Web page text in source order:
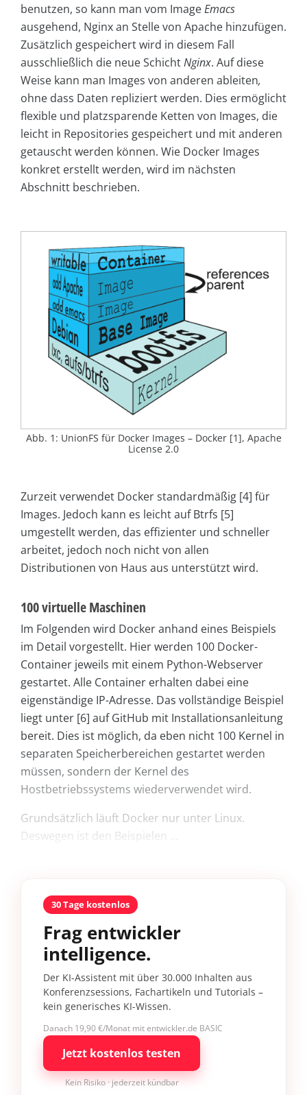
benutzen, so kann man vom ImageEmacs
ausgehend, Nginx an Stelle von Apache hinzufügen.
Zusätzlich gespeichert wird in diesem Fall
ausschließlich die neue SchichtNginx. Auf diese
Weise kann man Images von anderen ableiten,
ohne dass Daten repliziert werden. Dies ermöglicht
flexible und platzsparende Ketten von Images, die
leicht in Repositories gespeichert und mit anderen
getauscht werden können. Wie Docker Images
konkret erstellt werden, wird im nächsten
Abschnitt beschrieben.
Abb. 1: UnionFS für Docker Images – Docker [1], Apache
License 2.0
Zurzeit verwendet Docker standardmäßig [4] für
Images. Jedoch kann es leicht auf Btrfs [5]
umgestellt werden, das effizienter und schneller
arbeitet, jedoch noch nicht von allen
Distributionen von Haus aus unterstützt wird.
100 virtuelle Maschinen
Im Folgenden wird Docker anhand eines Beispiels
im Detail vorgestellt. Hier werden 100 Docker-
Container jeweils mit einem Python-Webserver
gestartet. Alle Container erhalten dabei eine
eigenständige IP-Adresse. Das vollständige Beispiel
liegt unter [6] auf GitHub mit Installationsanleitung
bereit. Dies ist möglich, da eben nicht 100 Kernel in
separaten Speicherbereichen gestartet werden
müssen, sondern der Kernel des
Hostbetriebssystems wiederverwendet wird.
Grundsätzlich läuft Docker nur unter Linux.
Deswegen ist den Beispielen ...
30 Tage kostenlos
Frag entwickler
intelligence.
Der KI-Assistent mit über 30.000 Inhalten aus
Konferenzsessions, Fachartikeln und Tutorials –
kein generisches KI-Wissen.
Danach 19,90 €/Monat mit entwickler.de BASIC
Jetzt kostenlos testen
Kein Risiko · jederzeit kündbar